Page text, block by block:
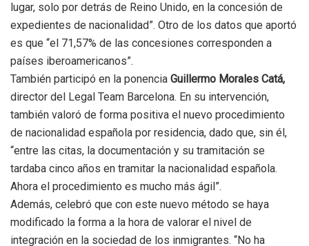
lugar, solo por detrás de Reino Unido, en la concesión de
expedientes de nacionalidad”. Otro de los datos que aportó
es que “el 71,57% de las concesiones corresponden a
países iberoamericanos”.
También participó en la ponencia Guillermo Morales Catá,
director del Legal Team Barcelona. En su intervención,
también valoró de forma positiva el nuevo procedimiento
de nacionalidad española por residencia, dado que, sin él,
“entre las citas, la documentación y su tramitación se
tardaba cinco años en tramitar la nacionalidad española.
Ahora el procedimiento es mucho más ágil”.
Además, celebró que con este nuevo método se haya
modificado la forma a la hora de valorar el nivel de
integración en la sociedad de los inmigrantes. “No ha